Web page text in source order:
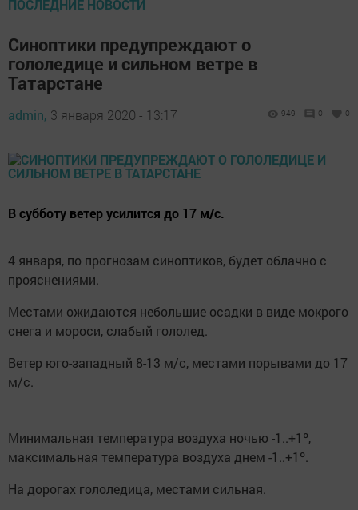
ПОСЛЕДНИЕ НОВОСТИ
Синоптики предупреждают о
гололедице и сильном ветре в
Татарстане
admin, 3 января 2020 - 13:17 949 0 0
В субботу ветер усилится до 17 м/с.
4 января, по прогнозам синоптиков, будет облачно с
прояснениями.
Местами ожидаются небольшие осадки в виде мокрого
снега и мороси, слабый гололед.
Ветер юго-западный 8-13 м/с, местами порывами до 17
м/с.
Минимальная температура воздуха ночью -1..+1º,
максимальная температура воздуха днем -1..+1º.
На дорогах гололедица, местами сильная.